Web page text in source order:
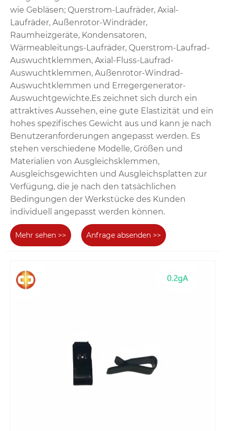
wie Gebläsen; Querstrom-Laufräder, Axial-
Laufräder, Außenrotor-Windräder,
Raumheizgeräte, Kondensatoren,
Wärmeableitungs-Laufräder, Querstrom-Laufrad-
Auswuchtklemmen, Axial-Fluss-Laufrad-
Auswuchtklemmen, Außenrotor-Windrad-
Auswuchtklemmen und Erregergenerator-
Auswuchtgewichte.​ Es zeichnet sich durch ein
attraktives Aussehen, eine gute Elastizität und ein
hohes spezifisches Gewicht aus und kann je nach
Benutzeranforderungen angepasst werden. Es
stehen verschiedene Modelle, Größen und
Materialien von Ausgleichsklemmen,
Ausgleichsgewichten und Ausgleichsplatten zur
Verfügung, die je nach den tatsächlichen
Bedingungen der Werkstücke des Kunden
individuell angepasst werden können.
Mehr sehen >> Anfrage absenden >>